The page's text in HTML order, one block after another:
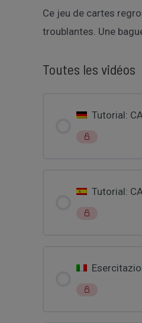
Ce jeu de cartes
troublantes. Une
Toutes les vidéos
Tutorial:
Tutorial: